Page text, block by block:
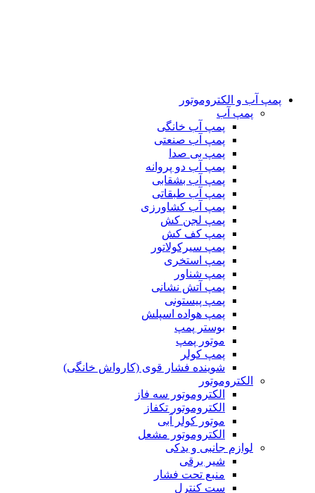
پمپ آب و الکتروموتور
پمپ آب
پمپ آب خانگی
پمپ آب صنعتی
پمپ بی صدا
پمپ آب دو پروانه
پمپ آب بشقابی
پمپ آب طبقاتی
پمپ آب کشاورزی
پمپ لجن کش
پمپ کف کش
پمپ سیرکولاتور
پمپ استخری
پمپ شناور
پمپ آتش نشانی
پمپ پیستونی
پمپ هواده اسپلش
بوستر پمپ
موتور پمپ
پمپ کولر
شوینده فشار قوی (کارواش خانگی)
الکتروموتور
الکتروموتور سه فاز
الکتروموتور تکفاز
موتور کولر آبی
الکتروموتور مشعل
لوازم جانبی و یدکی
شیر برقی
منبع تحت فشار
ست کنترل